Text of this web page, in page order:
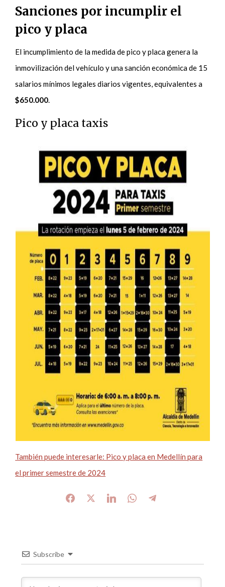
Sanciones por incumplir el
pico y placa
El incumplimiento de la medida de pico y placa genera la
inmovilización del vehículo y una sanción económica de 15
salarios mínimos legales diarios vigentes, equivalentes a
$650.000.
Pico y placa taxis
También puede interesarle: Pico y placa en Medellín para
el primer semestre de 2024
Subscribe